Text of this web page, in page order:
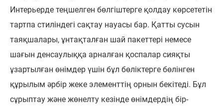
Интерьерде теңшелген бөлгіштерге қолдау көрсететін
тартпа стиліндегі сақтау науасы бар. Қатты сусын
таяқшалары, ұнтақталған шай пакеттері немесе
шағын денсаулыққа арналған қоспалар сияқты
ұзартылған өнімдер үшін бұл бөліктерге бөлінген
құрылым әрбір жеке элементтің орнын бекітеді. Бұл
сұрыптау және жөнелту кезінде өнімдердің бір-